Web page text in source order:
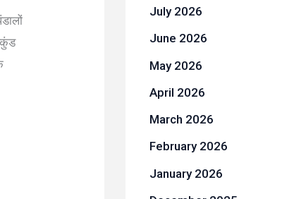
कुंड
July 2026
June 2026
May 2026
April 2026
March 2026
February 2026
January 2026